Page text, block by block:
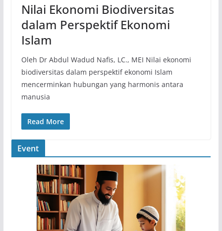
Nilai Ekonomi Biodiversitas
dalam Perspektif Ekonomi
Islam
Oleh Dr Abdul Wadud Nafis, LC., MEI Nilai ekonomi
biodiversitas dalam perspektif ekonomi Islam
mencerminkan hubungan yang harmonis antara
manusia
Read More
Event